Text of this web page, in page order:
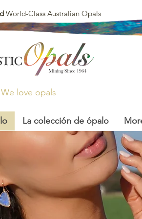
World-Class Australian Opals
We love opals
La colección de ópalo